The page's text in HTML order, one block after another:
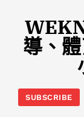
導、
SUBSCRIBE